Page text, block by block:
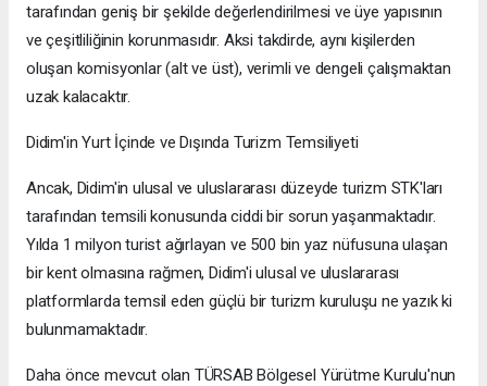
tarafından geniş bir şekilde değerlendirilmesi ve üye yapısının
ve çeşitliliğinin korunmasıdır. Aksi takdirde, aynı kişilerden
oluşan komisyonlar (alt ve üst), verimli ve dengeli çalışmaktan
uzak kalacaktır.
Didim'in Yurt İçinde ve Dışında Turizm Temsiliyeti
Ancak, Didim'in ulusal ve uluslararası düzeyde turizm STK'ları
tarafından temsili konusunda ciddi bir sorun yaşanmaktadır.
Yılda 1 milyon turist ağırlayan ve 500 bin yaz nüfusuna ulaşan
bir kent olmasına rağmen, Didim'i ulusal ve uluslararası
platformlarda temsil eden güçlü bir turizm kuruluşu ne yazık ki
bulunmamaktadır.
Daha önce mevcut olan TÜRSAB Bölgesel Yürütme Kurulu'nun